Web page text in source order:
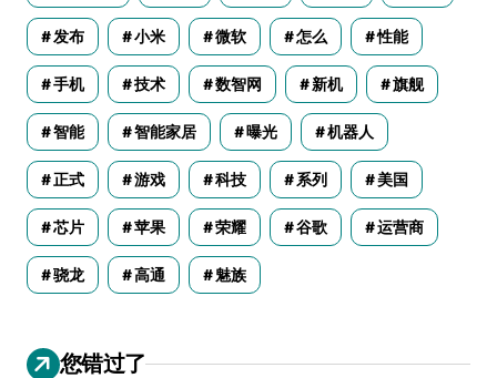
发布 小米 微软 怎么 性能
手机 技术 数智网 新机 旗舰
智能 智能家居 曝光 机器人
正式 游戏 科技 系列 美国
芯片 苹果 荣耀 谷歌 运营商
骁龙 高通 魅族
您错过了